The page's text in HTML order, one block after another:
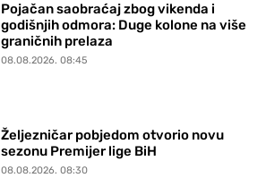
Pojačan saobraćaj zbog vikenda i
godišnjih odmora: Duge kolone na više
graničnih prelaza
08.08.2026. 08:45
Željezničar pobjedom otvorio novu
sezonu Premijer lige BiH
08.08.2026. 08:30